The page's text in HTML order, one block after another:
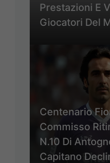
Prestazioni E
Giocatori Del
Centenario
Commisso
N.10 Di
Capitano